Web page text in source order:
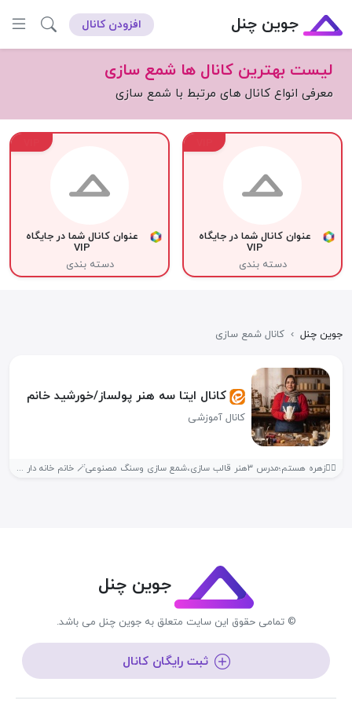
جوین چنل افزودن کانال
لیست بهترین کانال ها شمع سازی
معرفی انواع کانال های مرتبط با شمع سازی
عنوان کانال شما در جایگاه
VIP
دسته بندی
عنوان کانال شما در جایگاه
VIP
دسته بندی
جوین چنل › کانال شمع سازی
کانال ایتا سه هنر پولساز/خورشید خانم
کانال آموزشی
🙋‍♀زهره هستم؛مدرس ۳هنر قالب سازی،شمع سازی وسنگ مصنوعی🪄 خانم خانه دار هستی...
جوین چنل
© تمامی حقوق این سایت متعلق به جوین چنل می باشد.
ثبت رایگان کانال